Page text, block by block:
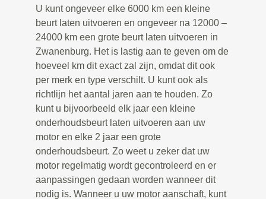
U kunt ongeveer elke 6000 km een kleine
beurt laten uitvoeren en ongeveer na 12000 –
24000 km een grote beurt laten uitvoeren in
Zwanenburg. Het is lastig aan te geven om de
hoeveel km dit exact zal zijn, omdat dit ook
per merk en type verschilt. U kunt ook als
richtlijn het aantal jaren aan te houden. Zo
kunt u bijvoorbeeld elk jaar een kleine
onderhoudsbeurt laten uitvoeren aan uw
motor en elke 2 jaar een grote
onderhoudsbeurt. Zo weet u zeker dat uw
motor regelmatig wordt gecontroleerd en er
aanpassingen gedaan worden wanneer dit
nodig is. Wanneer u uw motor aanschaft, kunt